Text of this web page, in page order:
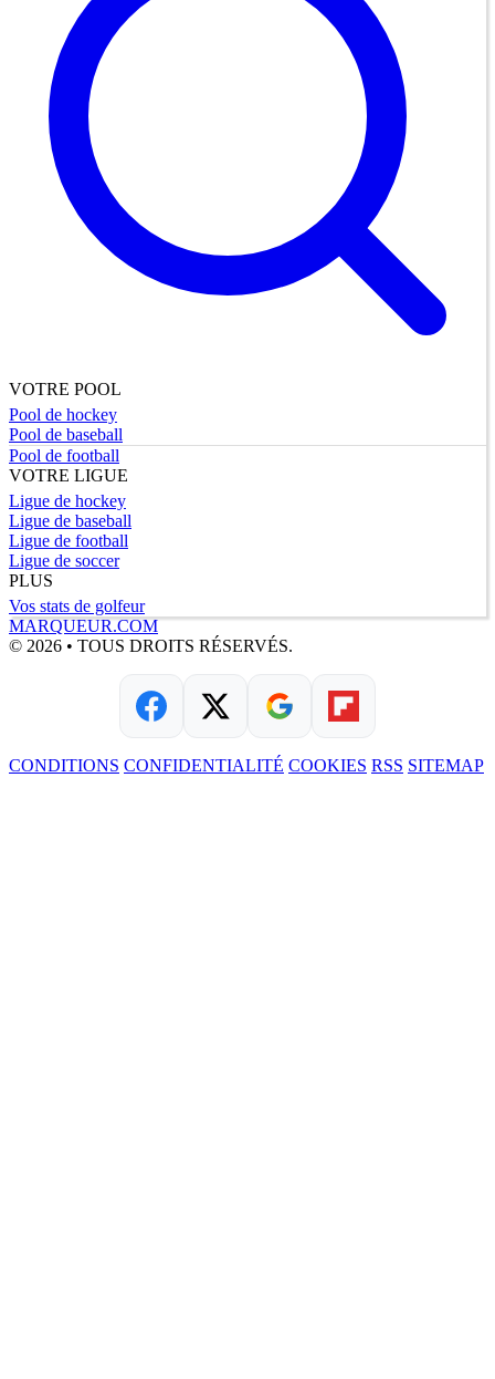
VOTRE POOL
Pool de hockey
Pool de baseball
Pool de football
VOTRE LIGUE
Ligue de hockey
Ligue de baseball
Ligue de football
Ligue de soccer
PLUS
Vos stats de golfeur
MARQUEUR.COM
© 2026 • TOUS DROITS RÉSERVÉS.
CONDITIONS CONFIDENTIALITÉ COOKIES RSS SITEMAP